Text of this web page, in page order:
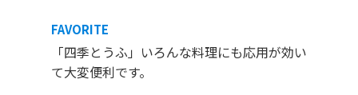
FAVORITE
「四季とうふ」いろんな料理にも応用が効い
て大変便利です。